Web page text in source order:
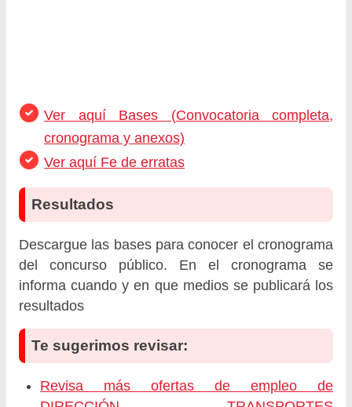
Ver aquí Bases (Convocatoria completa,
cronograma y anexos)
Ver aquí Fe de erratas
Resultados
Descargue las bases para conocer el cronograma
del concurso público. En el cronograma se
informa cuando y en que medios se publicará los
resultados
Te sugerimos revisar:
Revisa más ofertas de empleo de